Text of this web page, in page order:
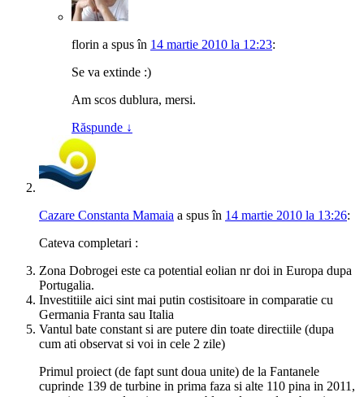
florin a spusîn 14 martie 2010 la 12:23:
Se va extinde :)
Am scos dublura, mersi.
Răspunde ↓
Cazare Constanta Mamaia a spusîn 14 martie 2010 la 13:26:
Cateva completari :
Zona Dobrogei este ca potential eolian nr doi in Europa dupa
Portugalia.
Investitiile aici sint mai putin costisitoare in comparatie cu
Germania Franta sau Italia
Vantul bate constant si are putere din toate directiile (dupa
cum ati observat si voi in cele 2 zile)
Primul proiect (de fapt sunt doua unite) de la Fantanele
cuprinde 139 de turbine in prima faza si alte 110 pina in 2011,